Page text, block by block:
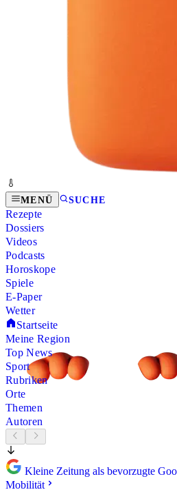
MENÜ SUCHE
Rezepte
Dossiers
Videos
Podcasts
Horoskope
Spiele
E-Paper
Wetter
Startseite
Meine Region
Top News
Sport
Rubriken
Orte
Themen
Autoren
Kleine Zeitung als bevorzugte
Mobilität